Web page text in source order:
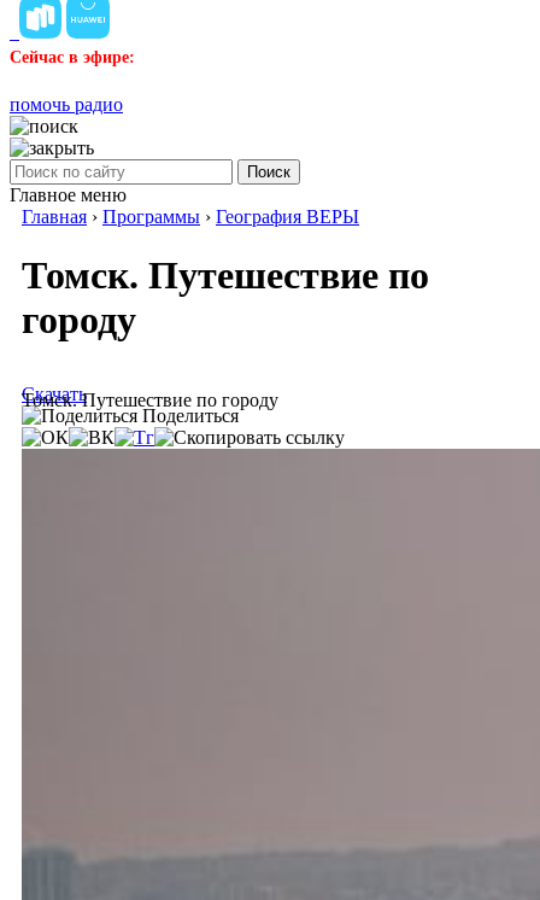
Сейчас в эфире:
помочь радио
Поиск
Главное меню
Главная › Программы › География ВЕРЫ
Томск. Путешествие по
городу
Томск. Путешествие по городу
Скачать
Поделиться